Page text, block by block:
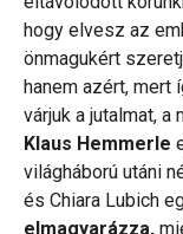
hogy elvesz az
önmagukért
hanem azért,
várjuk a jutalmat, a
Klaus Hemmerle
világháború utáni
és Chiara Lubich
elmagyarázza,